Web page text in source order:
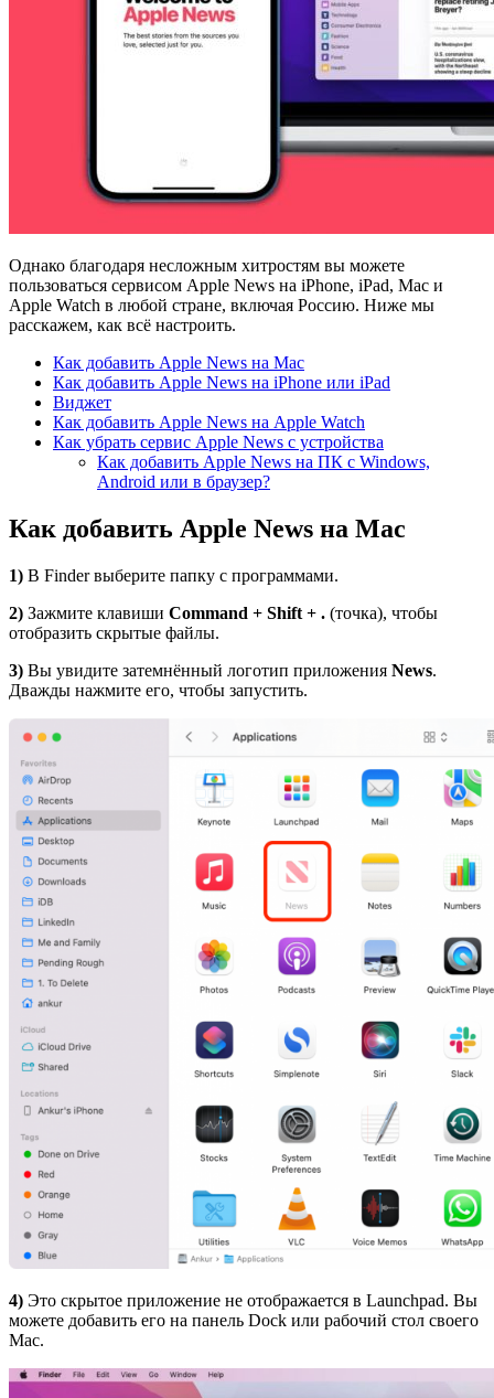
Однако благодаря несложным хитростям вы можете
пользоваться сервисом Apple News на iPhone, iPad, Mac и
Apple Watch в любой стране, включая Россию. Ниже мы
расскажем, как всё настроить.
Как добавить Apple News на Mac
Как добавить Apple News на iPhone или iPad
Виджет
Как добавить Apple News на Apple Watch
Как убрать сервис Apple News с устройства
Как добавить Apple News на ПК с Windows,
Android или в браузер?
Как добавить Apple News на Mac
1) В Finder выберите папку с программами.
2) Зажмите клавиши Command + Shift + . (точка), чтобы
отобразить скрытые файлы.
3) Вы увидите затемнённый логотип приложения News.
Дважды нажмите его, чтобы запустить.
4) Это скрытое приложение не отображается в Launchpad. Вы
можете добавить его на панель Dock или рабочий стол своего
Mac.